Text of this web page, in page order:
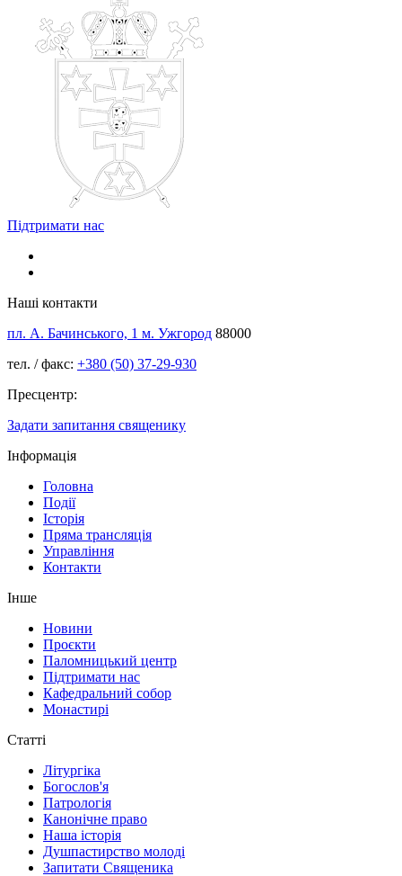
Підтримати нас
Наші контакти
пл. А. Бачинського, 1 м. Ужгород 88000
тел. / факс: +380 (50) 37-29-930
Пресцентр:
Задати запитання священику
Інформація
Головна
Події
Історія
Пряма трансляція
Управління
Контакти
Інше
Новини
Проєкти
Паломницький центр
Підтримати нас
Кафедральний собор
Монастирі
Статті
Літургіка
Богослов'я
Патрологія
Канонічне право
Наша історія
Душпастирство молоді
Запитати Священика